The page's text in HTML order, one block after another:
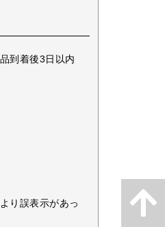
到着後3日以内
り誤表示があっ